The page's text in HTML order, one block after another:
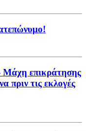
επικράτησης
πριν τις εκλογές